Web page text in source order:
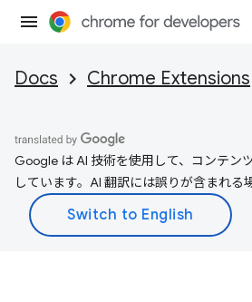
Docs Chrome Extensions
Google は AI 技術を使用して、コンテン
しています。AI 翻訳には誤りが含まれる